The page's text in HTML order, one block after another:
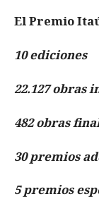
El Premio
10 ediciones
22.127 obras
482 obras
30 premios
5 premios